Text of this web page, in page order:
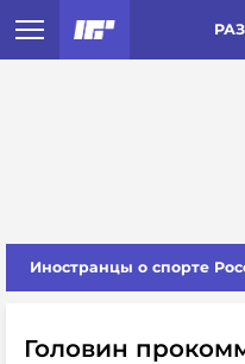
Иностранцы о спорте
Головин